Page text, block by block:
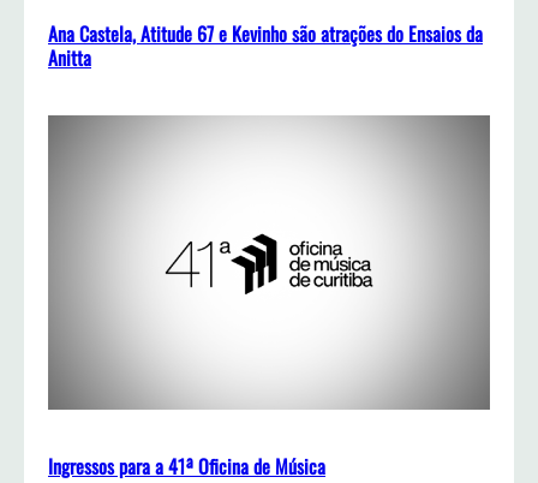
Ana Castela, Atitude 67 e Kevinho são atrações do Ensaios da
Anitta
Ingressos para a 41ª Oficina de Música